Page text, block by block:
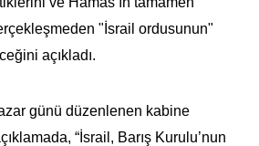
"İsrail ordusunun"
açıkladı.
günü düzenlenen kabine
“İsrail, Barış Kurulu’nun